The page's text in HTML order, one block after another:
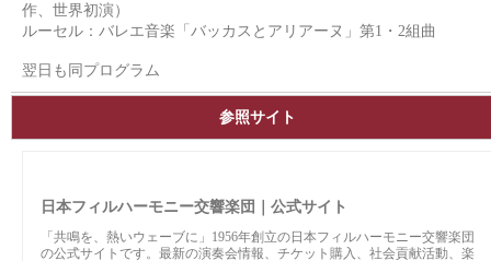
作、世界初演）
ルーセル：バレエ音楽「バッカスとアリアーヌ」第1・2組曲
翌日も同プログラム
参照サイト
日本フィルハーモニー交響楽団｜公式サイト
「共鳴を、熱いウェーブに」1956年創立の日本フィルハーモニー交響楽団
の公式サイトです。最新の演奏会情報、チケット購入、社会貢献活動、楽